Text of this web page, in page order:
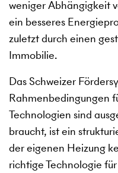
weniger Abhängigkeit
ein besseres
zuletzt durch einen
Immobilie.
Das Schweizer
Rahmenbedingungen
Technologien sind
braucht, ist ein
der eigenen Heizung
richtige Technologie